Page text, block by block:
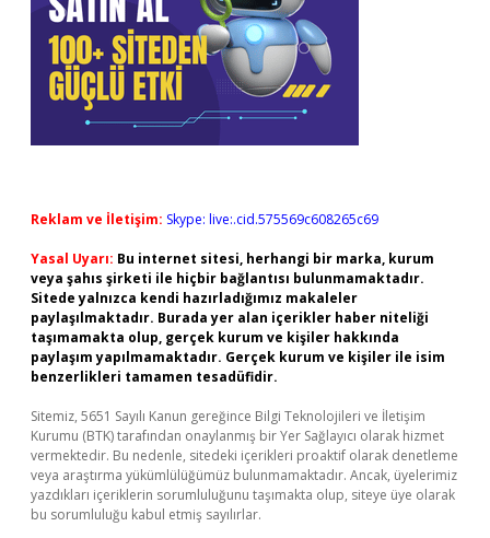
Reklam ve İletişim: Skype: live:.cid.575569c608265c69
Yasal Uyarı: Bu internet sitesi, herhangi bir marka, kurum
veya şahıs şirketi ile hiçbir bağlantısı bulunmamaktadır.
Sitede yalnızca kendi hazırladığımız makaleler
paylaşılmaktadır. Burada yer alan içerikler haber niteliği
taşımamakta olup, gerçek kurum ve kişiler hakkında
paylaşım yapılmamaktadır. Gerçek kurum ve kişiler ile isim
benzerlikleri tamamen tesadüfidir.
Sitemiz, 5651 Sayılı Kanun gereğince Bilgi Teknolojileri ve İletişim
Kurumu (BTK) tarafından onaylanmış bir Yer Sağlayıcı olarak hizmet
vermektedir. Bu nedenle, sitedeki içerikleri proaktif olarak denetleme
veya araştırma yükümlülüğümüz bulunmamaktadır. Ancak, üyelerimiz
yazdıkları içeriklerin sorumluluğunu taşımakta olup, siteye üye olarak
bu sorumluluğu kabul etmiş sayılırlar.